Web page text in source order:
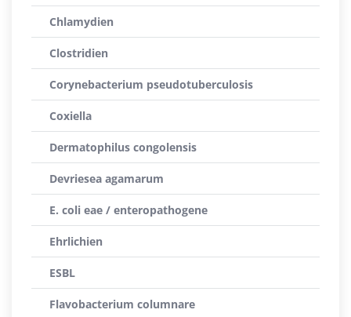
Chlamydien
Clostridien
Corynebacterium pseudotuberculosis
Coxiella
Dermatophilus congolensis
Devriesea agamarum
E. coli eae / enteropathogene
Ehrlichien
ESBL
Flavobacterium columnare